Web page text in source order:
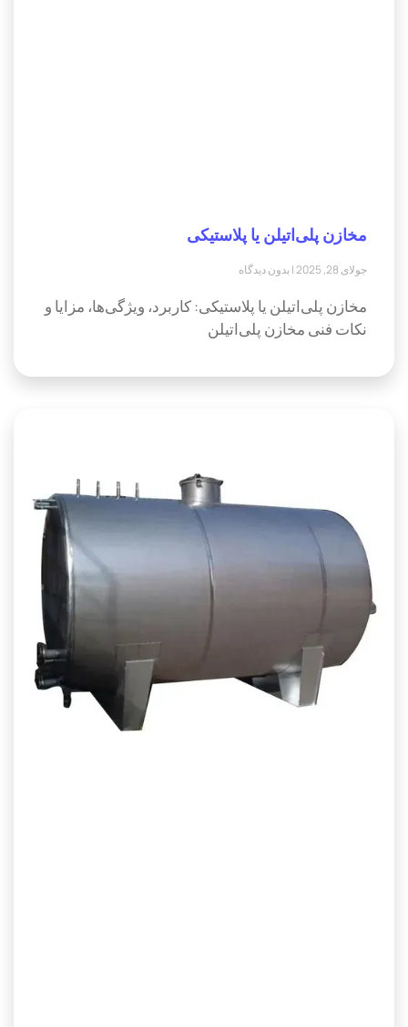
مخازن پلی‌اتیلن یا پلاستیکی
جولای 28, 2025 بدون دیدگاه
مخازن پلی‌اتیلن یا پلاستیکی: کاربرد، ویژگی‌ها، مزایا و
نکات فنی مخازن پلی‌اتیلن